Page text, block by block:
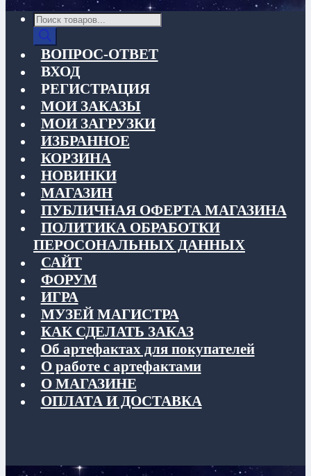
Поиск
товаров
ВОПРОС-ОТВЕТ
ВХОД
РЕГИСТРАЦИЯ
МОИ ЗАКАЗЫ
МОИ ЗАГРУЗКИ
ИЗБРАННОЕ
КОРЗИНА
НОВИНКИ
МАГАЗИН
ПУБЛИЧНАЯ ОФЕРТА МАГАЗИНА
ПОЛИТИКА ОБРАБОТКИ
ПЕРОСОНАЛЬНЫХ ДАННЫХ
САЙТ
ФОРУМ
ИГРА
МУЗЕЙ МАГИСТРА
КАК СДЕЛАТЬ ЗАКАЗ
Об артефактах для покупателей
О работе с артефактами
О МАГАЗИНЕ
ОПЛАТА И ДОСТАВКА